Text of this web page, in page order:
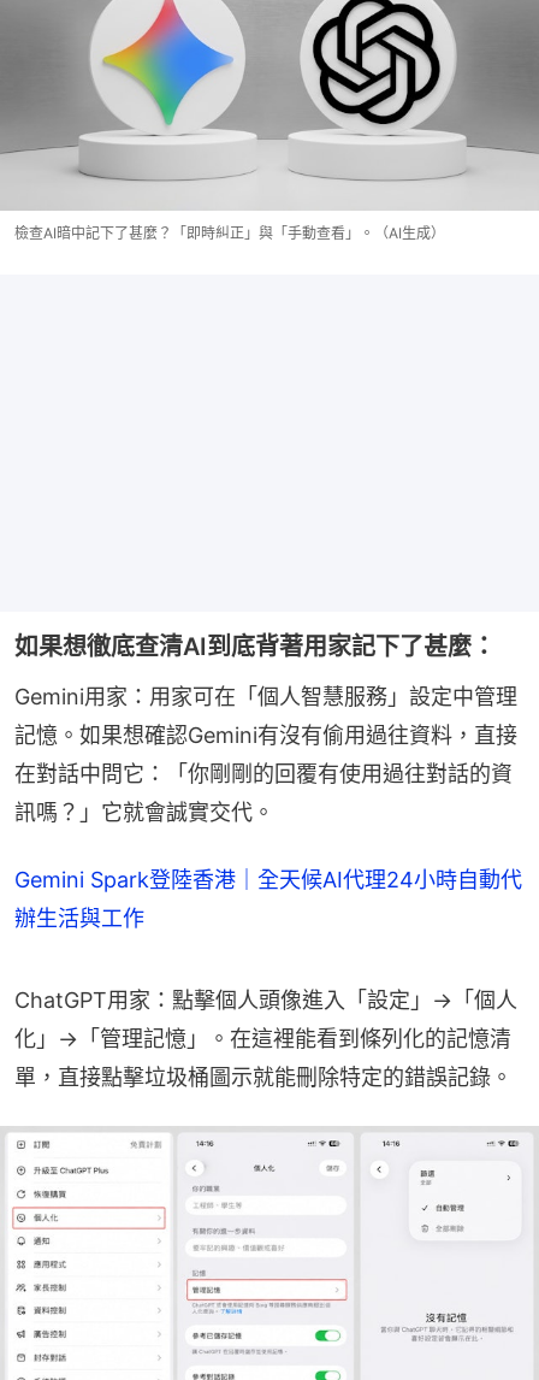
檢查AI暗中記下了甚麼？「即時糾正」與「手動查看」。（AI生成）
如果想徹底查清AI到底背著用家記下了甚麼：
Gemini用家：用家可在「個人智慧服務」設定中管理
記憶。如果想確認Gemini有沒有偷用過往資料，直接
在對話中問它：「你剛剛的回覆有使用過往對話的資
訊嗎？」它就會誠實交代。
Gemini Spark登陸香港｜全天候AI代理24小時自動代
辦生活與工作
ChatGPT用家：點擊個人頭像進入「設定」→「個人
化」→「管理記憶」。在這裡能看到條列化的記憶清
單，直接點擊垃圾桶圖示就能刪除特定的錯誤記錄。